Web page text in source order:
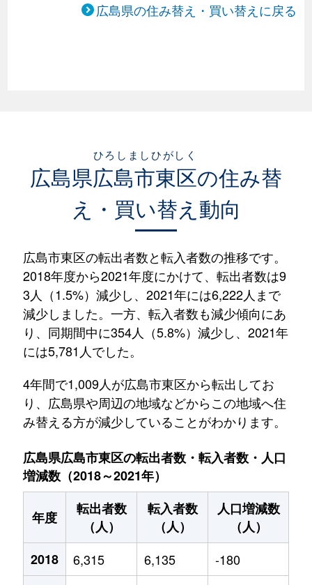
広島県の住み替え・買い替えに戻る
広島県広島市東区
ひろしましひがしく
の住み替
え・買い替え動向
広島市東区の転出者数と転入者数の推移です。
2018年度から2021年度にかけて、転出者数は9
3人（1.5%）減少し、2021年には6,222人まで
減少しました。一方、転入者数も減少傾向にあ
り、同期間中に354人（5.8%）減少し、2021年
には5,781人でした。
4年間で1,009人が広島市東区から転出してお
り、広島県や周辺の地域などからこの地域へ住
み替える方が減少していることがわかります。
広島県広島市東区の転出者数・転入者数・人口
増減数（2018～2021年）
年度
転出者数
（人）
転入者数
（人）
人口増減数
（人）
2018
6,315 6,135
-180